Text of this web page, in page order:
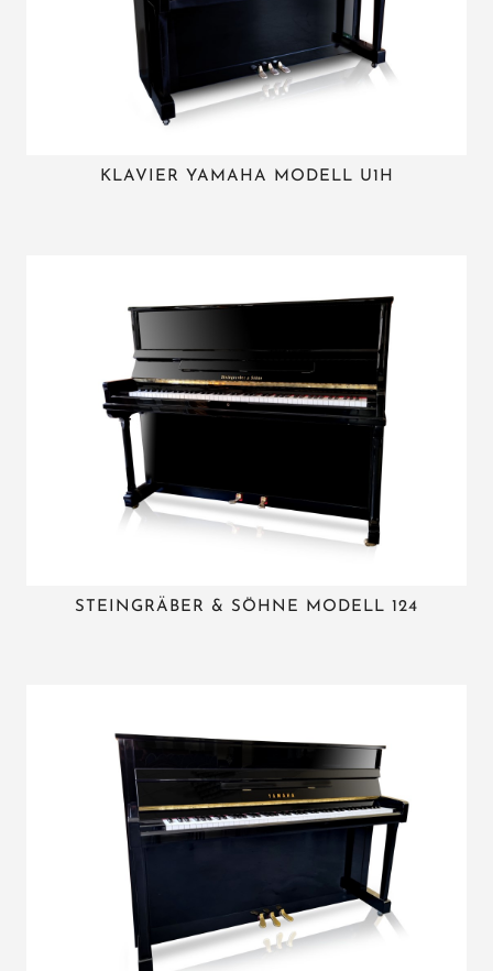
KLAVIER YAMAHA MODELL U1H
STEINGRÄBER & SÖHNE MODELL 124